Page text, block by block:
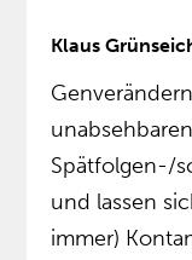
Klaus
unabsehbaren
Spätfolgen-/
und lassen
immer)